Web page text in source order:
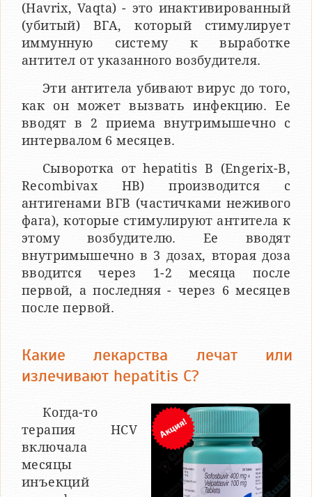
(Havrix, Vaqta) - это инактивированный
(убитый) ВГА, который стимулирует
иммунную систему к выработке
антител от указанного возбудителя.
Эти антитела убивают вирус до того,
как он может вызвать инфекцию. Ее
вводят в 2 приема внутримышечно с
интервалом 6 месяцев.
Сыворотка от hepatitis B (Engerix-B,
Recombivax HB) производится с
антигенами ВГВ (частичками неживого
фага), которые стимулируют антитела к
этому возбудителю. Ее вводят
внутримышечно в 3 дозах, вторая доза
вводится через 1-2 месяца после
первой, а последняя - через 6 месяцев
после первой.
Какие лекарства лечат или
излечивают hepatitis С?
Когда-то
терапия HCV
включала
месяцы
инъекций